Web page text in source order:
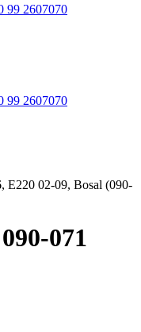
99 2607070
99 2607070
E220 02-09, Bosal (090-
071